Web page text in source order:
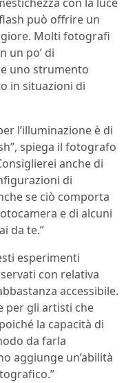
può offrire un
Molti fotografi
un po’ di
uno strumento
in situazioni di
l’illuminazione è di
spiega il fotografo
anche di
di
se ciò comporta
e di alcuni
da te.”
esperimenti
con relativa
accessibile.
per gli artisti che
la capacità di
da farla
aggiunge un’abilità